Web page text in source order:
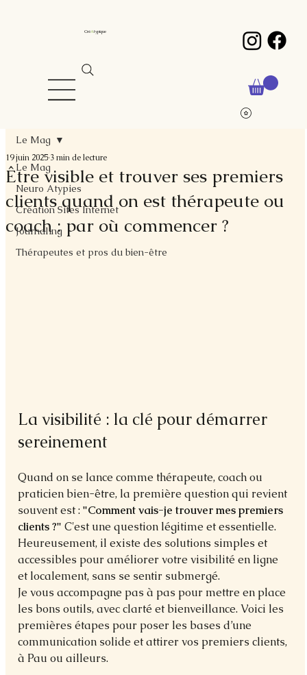
CréAtypique
Le Mag
Neuro Atypies
Création Sites Internet
Journaling
Thérapeutes et pros du bien-être
Le Mag
Être visible et trouver ses premiers
clients quand on est thérapeute ou
coach : par où commencer ?
19 juin 2025 3 min de lecture
La visibilité : la clé pour démarrer
sereinement
Quand on se lance comme thérapeute, coach ou
praticien bien-être, la première question qui revient
souvent est : "Comment vais-je trouver mes premiers
clients ?" C'est une question légitime et essentielle.
Heureusement, il existe des solutions simples et
accessibles pour améliorer votre visibilité en ligne
et localement, sans se sentir submergé.
Je vous accompagne pas à pas pour mettre en place
les bons outils, avec clarté et bienveillance. Voici les
premières étapes pour poser les bases d’une
communication solide et attirer vos premiers clients,
à Pau ou ailleurs.